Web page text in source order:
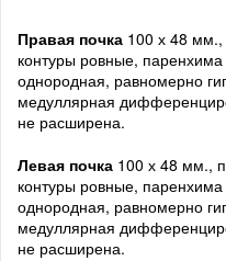
Правая почка 100 х 48
контуры ровные,
однородная, равномерно
медуллярная
не расширена.
Левая почка 100 х 48 мм.,
контуры ровные,
однородная, равномерно
медуллярная
не расширена.